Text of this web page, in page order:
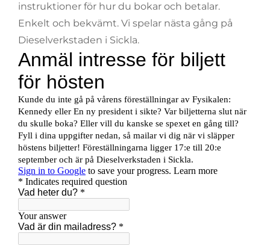
instruktioner för hur du bokar och betalar.
Enkelt och bekvämt. Vi spelar nästa gång på
Dieselverkstaden i Sickla.